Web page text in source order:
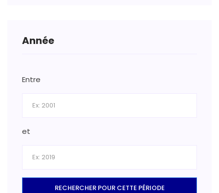
Année
Entre
et
RECHERCHER POUR CETTE PÉRIODE